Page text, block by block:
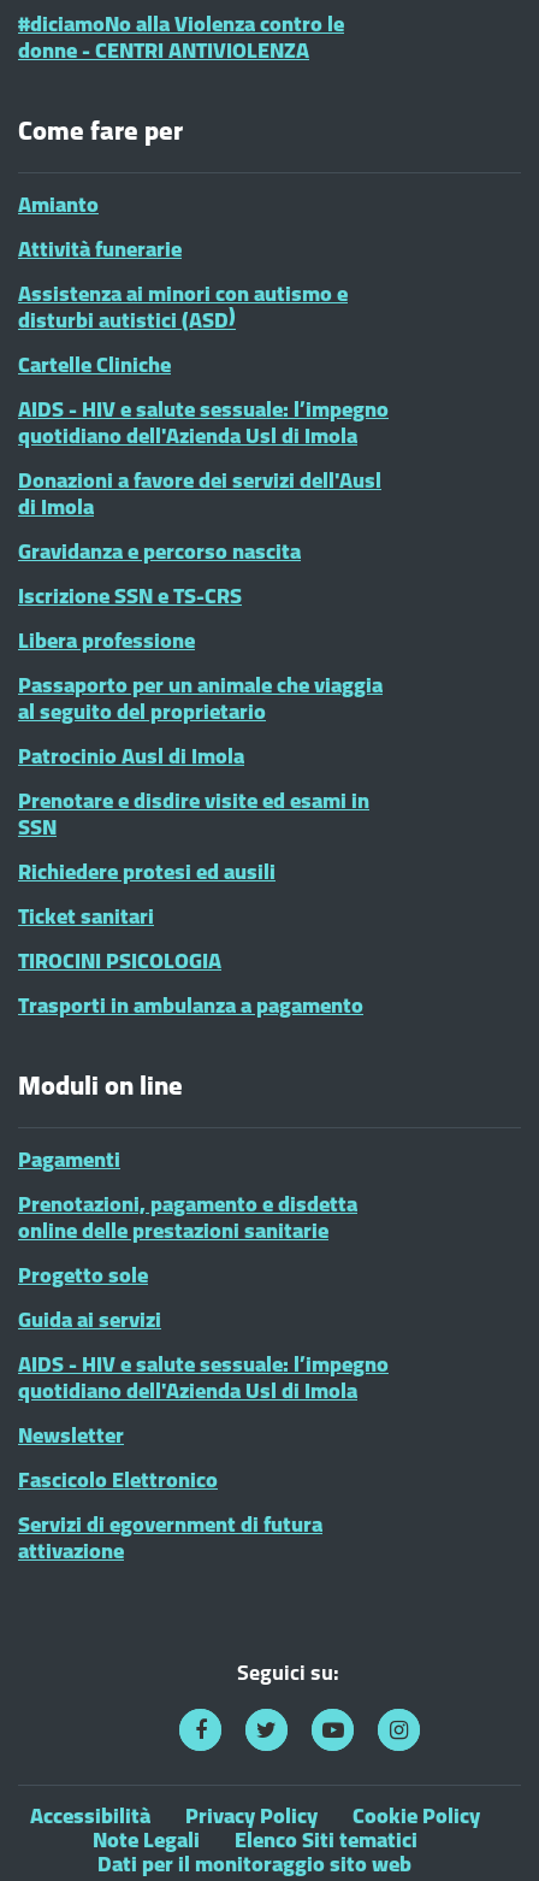
#diciamoNo alla Violenza contro le
donne - CENTRI ANTIVIOLENZA
Come fare per
Amianto
Attività funerarie
Assistenza ai minori con autismo e
disturbi autistici (ASD)
Cartelle Cliniche
AIDS - HIV e salute sessuale: l’impegno
quotidiano dell'Azienda Usl di Imola
Donazioni a favore dei servizi dell'Ausl
di Imola
Gravidanza e percorso nascita
Iscrizione SSN e TS-CRS
Libera professione
Passaporto per un animale che viaggia
al seguito del proprietario
Patrocinio Ausl di Imola
Prenotare e disdire visite ed esami in
SSN
Richiedere protesi ed ausili
Ticket sanitari
TIROCINI PSICOLOGIA
Trasporti in ambulanza a pagamento
Moduli on line
Pagamenti
Prenotazioni, pagamento e disdetta
online delle prestazioni sanitarie
Progetto sole
Guida ai servizi
AIDS - HIV e salute sessuale: l’impegno
quotidiano dell'Azienda Usl di Imola
Newsletter
Fascicolo Elettronico
Servizi di egovernment di futura
attivazione
Seguici su:
Accessibilità Privacy Policy Cookie Policy
Note Legali Elenco Siti tematici
Dati per il monitoraggio sito web